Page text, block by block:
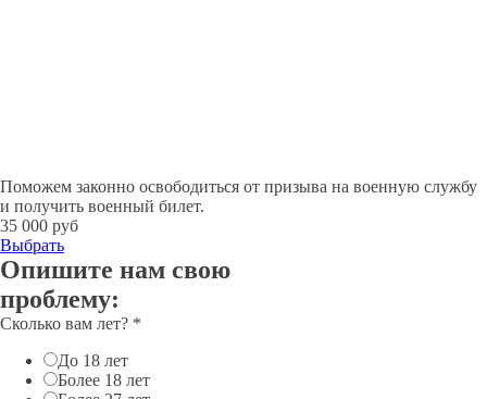
Поможем законно освободиться от призыва на военную службу
и получить военный билет.
35 000 руб
Выбрать
Опишите нам свою
проблему:
Сколько вам лет? *
До 18 лет
Более 18 лет